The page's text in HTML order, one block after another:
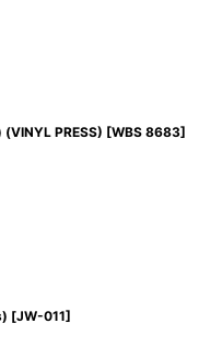
PRESS) [WBS 8683]
[JW-011]